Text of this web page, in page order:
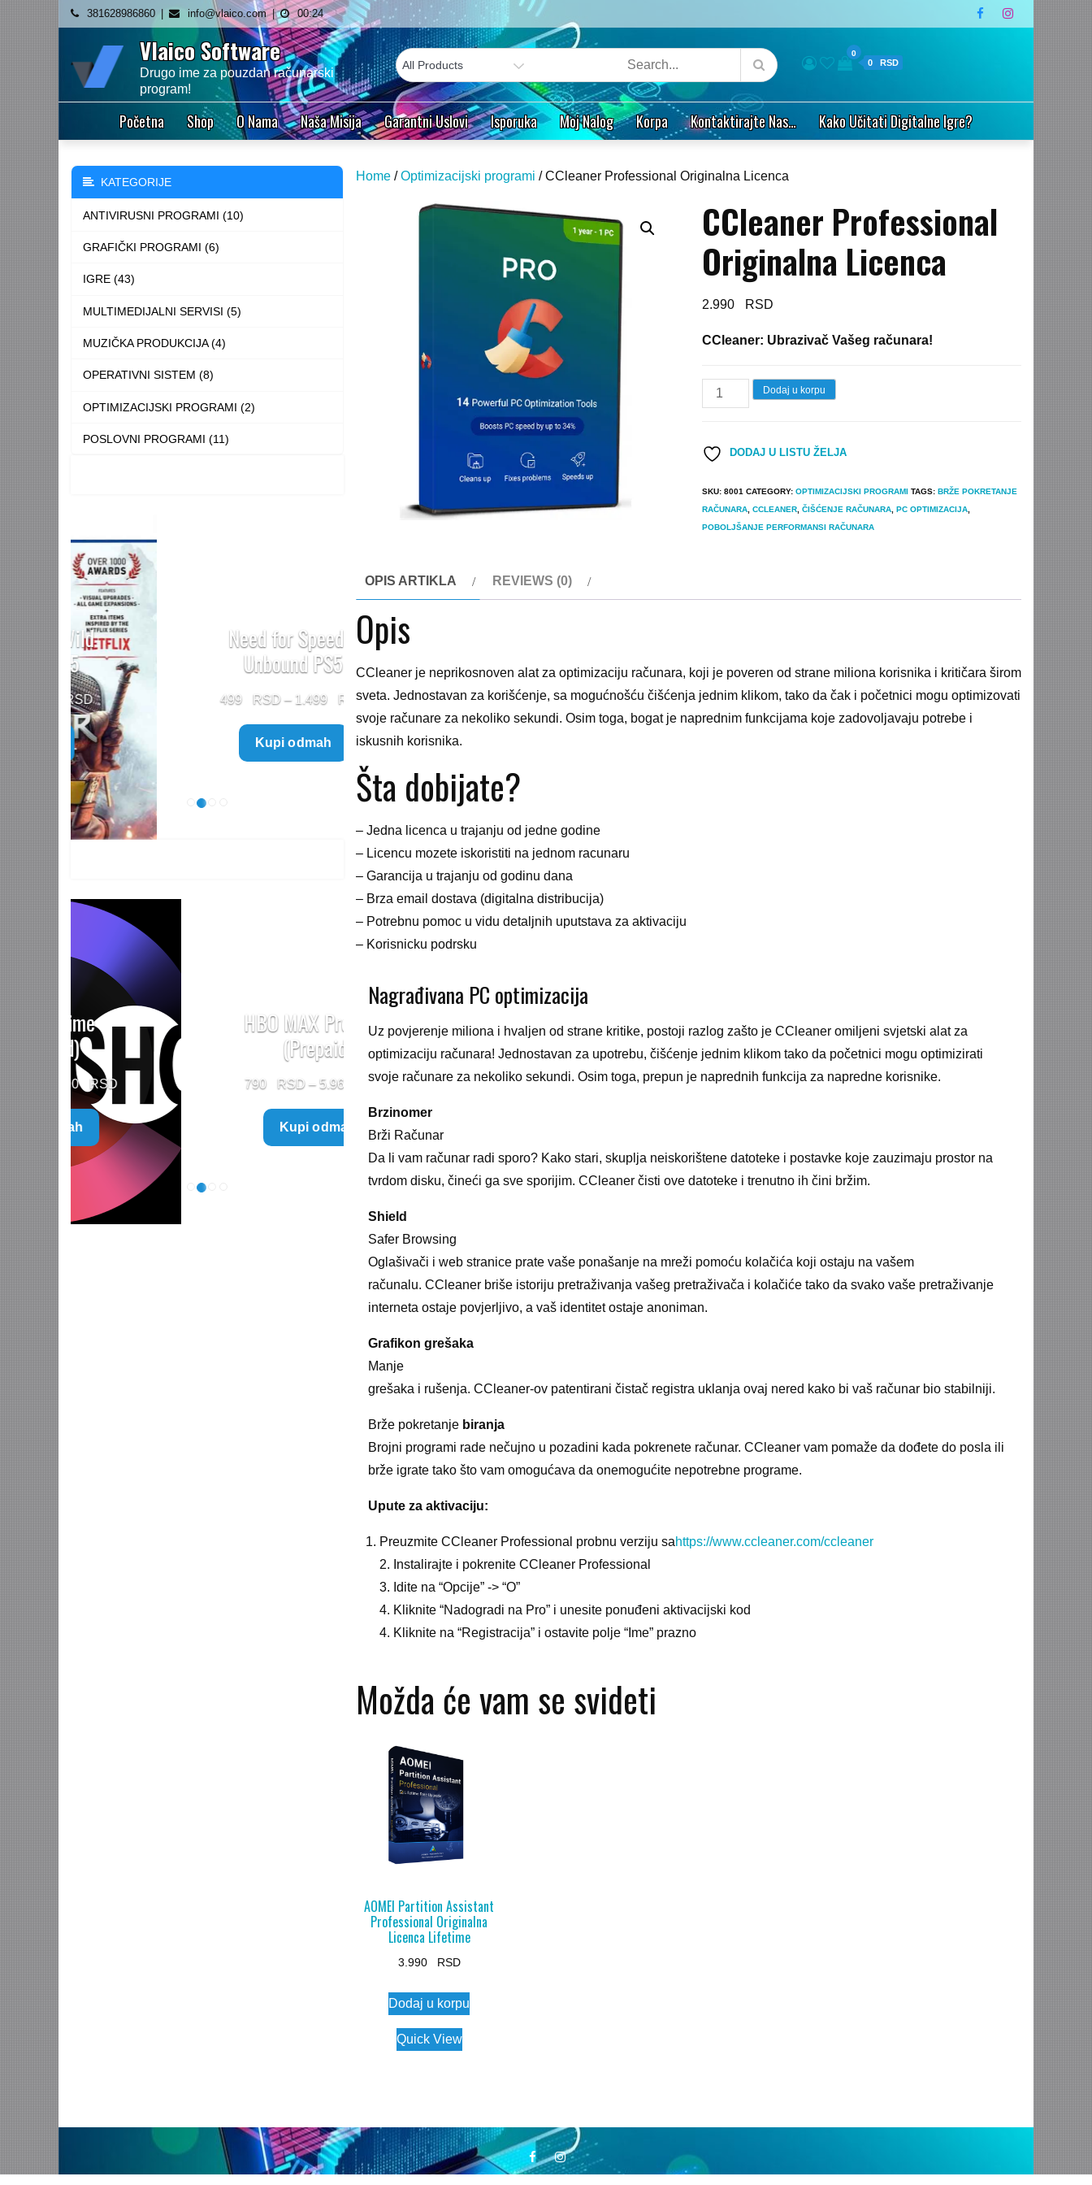
Skip
content
381628986860 info@vlaico.com 00:24
Vlaico Software
Drugo ime za pouzdan računarski
program!
0
0
Početna Shop O Nama Naša Misija Garantni Uslovi Isporuka Moj Nalog Korpa Kontaktirajte Nas… Kako Učitati Digitalne Igre?
Home /Optimizacijski programi / CCleaner Professional Originalna Licenca
CCleaner Professional
Originalna Licenca
2.990
CCleaner: Ubrazivač Vašeg računara!
CCleaner
Professional
Licenca
Dodaj u korpu
DODAJ U LISTU ŽELJA
SKU: 8001 CATEGORY: OPTIMIZACIJSKI PROGRAMI TAGS: BRŽE POKRETANJE
RAČUNARA, CCLEANER, ČIŠĆENJE RAČUNARA, PC OPTIMIZACIJA,
POBOLJŠANJE PERFORMANSI RAČUNARA
OPIS ARTIKLA REVIEWS (0)
Opis
CCleaner je neprikosnoven alat za optimizaciju računara, koji je poveren od strane miliona korisnika i kritičara širom
sveta. Jednostavan za korišćenje, sa mogućnošću čišćenja jednim klikom, tako da čak i početnici mogu optimizovati
svoje računare za nekoliko sekundi. Osim toga, bogat je naprednim funkcijama koje zadovoljavaju potrebe i
iskusnih korisnika.
Šta dobijate?
– Jedna licenca u trajanju od jedne godine
– Licencu mozete iskoristiti na jednom racunaru
– Garancija u trajanju od godinu dana
– Brza email dostava (digitalna distribucija)
– Potrebnu pomoc u vidu detaljnih uputstava za aktivaciju
– Korisnicku podrsku
Nagrađivana PC optimizacija
Uz povjerenje miliona i hvaljen od strane kritike, postoji razlog zašto je CCleaner omiljeni svjetski alat za
optimizaciju računara! Jednostavan za upotrebu, čišćenje jednim klikom tako da početnici mogu optimizirati
svoje računare za nekoliko sekundi. Osim toga, prepun je naprednih funkcija za napredne korisnike.
Brzinomer
Brži Računar
Da li vam računar radi sporo? Kako stari, skuplja neiskorištene datoteke i postavke koje zauzimaju prostor na
tvrdom disku, čineći ga sve sporijim. CCleaner čisti ove datoteke i trenutno ih čini bržim.
Shield
Safer Browsing
Oglašivači i web stranice prate vaše ponašanje na mreži pomoću kolačića koji ostaju na vašem
računalu. CCleaner briše istoriju pretraživanja vašeg pretraživača i kolačiće tako da svako vaše pretraživanje
interneta ostaje povjerljivo, a vaš identitet ostaje anoniman.
Grafikon grešaka
Manje
grešaka i rušenja. CCleaner-ov patentirani čistač registra uklanja ovaj nered kako bi vaš računar bio stabilniji.
Brže pokretanje biranja
Brojni programi rade nečujno u pozadini kada pokrenete računar. CCleaner vam pomaže da dođete do posla ili
brže igrate tako što vam omogućava da onemogućite nepotrebne programe.
Upute za aktivaciju:
Preuzmite CCleaner Professional probnu verziju sahttps://www.ccleaner.com/ccleaner
2. Instalirajte i pokrenite CCleaner Professional
3. Idite na “Opcije” -> “O”
4. Kliknite “Nadogradi na Pro” i unesite ponuđeni aktivacijski kod
4. Kliknite na “Registracija” i ostavite polje “Ime” prazno
Možda će vam se svideti
AOMEI Partition Assistant
Professional Originalna
Licenca Lifetime
3.990
Dodaj u korpu
Quick View
KATEGORIJE
ANTIVIRUSNI PROGRAMI (10)
GRAFIČKI PROGRAMI (6)
IGRE (43)
MULTIMEDIJALNI SERVISI (5)
MUZIČKA PRODUKCIJA (4)
OPERATIVNI SISTEM (8)
OPTIMIZACIJSKI PROGRAMI (2)
POSLOVNI PROGRAMI (11)
Need for Speed™
Unbound PS5
1.499
Price
range:
499 $
HBO MAX Premium
(Prepaid)
Price
range:
790 $